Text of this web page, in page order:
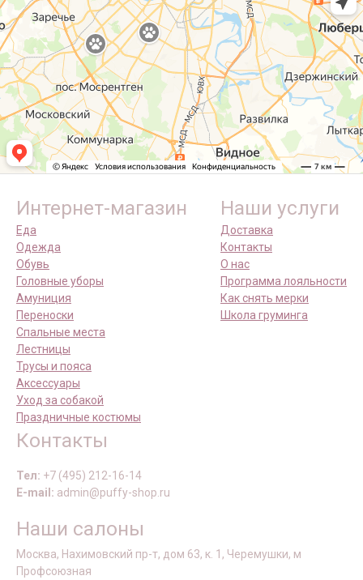
Интернет-магазин
Еда
Одежда
Обувь
Головные уборы
Амуниция
Переноски
Спальные места
Лестницы
Трусы и пояса
Аксессуары
Уход за собакой
Праздничные костюмы
Наши услуги
Доставка
Контакты
О нас
Программа лояльности
Как снять мерки
Школа груминга
Контакты
Тел: +7 (495) 212-16-14
E-mail: admin@puffy-shop.ru
Наши салоны
Москва, Нахимовский пр-т, дом 63, к. 1, Черемушки, м
Профсоюзная